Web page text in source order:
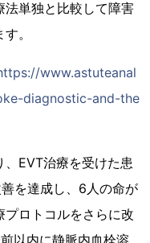
法単独と比較して障害
。
www.astuteanal
diagnostic-and-the
EVT治療を受けた患
を達成し、6人の命が
ロトコルをさらに改
以内に静脈内血栓溶